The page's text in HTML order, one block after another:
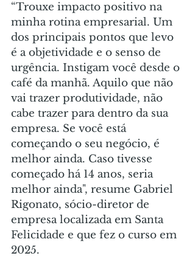
“Trouxe impacto positivo na
minha rotina empresarial. Um
dos principais pontos que levo
é a objetividade e o senso de
urgência. Instigam você desde o
café da manhã. Aquilo que não
vai trazer produtividade, não
cabe trazer para dentro da sua
empresa. Se você está
começando o seu negócio, é
melhor ainda. Caso tivesse
começado há 14 anos, seria
melhor ainda", resume Gabriel
Rigonato, sócio-diretor de
empresa localizada em Santa
Felicidade e que fez o curso em
2025.